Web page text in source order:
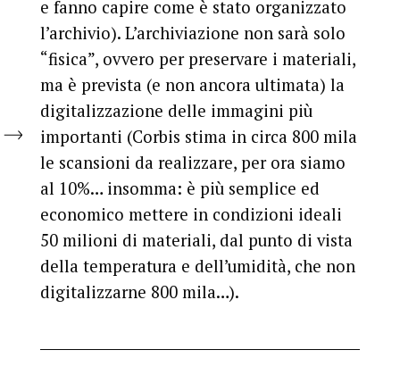
e fanno capire come è stato organizzato
l’archivio). L’archiviazione non sarà solo
“fisica”, ovvero per preservare i materiali,
ma è prevista (e non ancora ultimata) la
digitalizzazione delle immagini più
importanti (Corbis stima in circa 800 mila
le scansioni da realizzare, per ora siamo
al 10%… insomma: è più semplice ed
economico mettere in condizioni ideali
50 milioni di materiali, dal punto di vista
della temperatura e dell’umidità, che non
digitalizzarne 800 mila…).